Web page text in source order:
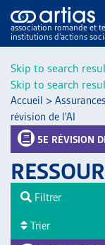
Skip to search
Skip to search
association romande et
institutions d’actions
NOS PUBLICATIONS
ARTICLES
VEILLE
Accueil >
révision de l'AI
5E RÉVISION
Filtrer
Trier